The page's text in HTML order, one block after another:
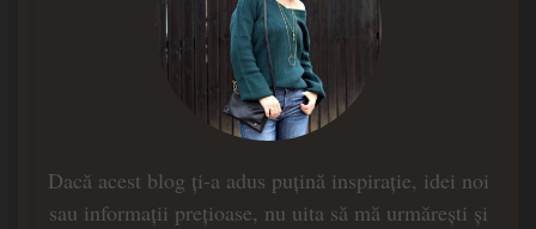
Dacă acest blog ți-a adus puțină inspirație, idei noi
sau informații prețioase, nu uita să mă urmărești și